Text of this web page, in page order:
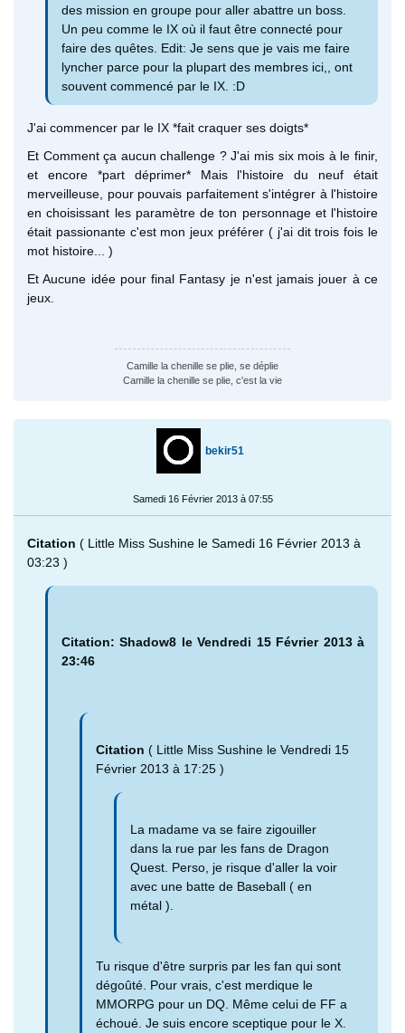
des mission en groupe pour aller abattre un boss.
Un peu comme le IX où il faut être connecté pour
faire des quêtes. Edit: Je sens que je vais me faire
lyncher parce pour la plupart des membres ici,, ont
souvent commencé par le IX. :D
J'ai commencer par le IX *fait craquer ses doigts*
Et Comment ça aucun challenge ? J'ai mis six mois à le finir,
et encore *part déprimer* Mais l'histoire du neuf était
merveilleuse, pour pouvais parfaitement s'intégrer à l'histoire
en choisissant les paramètre de ton personnage et l'histoire
était passionante c'est mon jeux préférer ( j'ai dit trois fois le
mot histoire... )
Et Aucune idée pour final Fantasy je n'est jamais jouer à ce
jeux.
Camille la chenille se plie, se déplie
Camille la chenille se plie, c'est la vie
bekir51
Samedi 16 Février 2013 à 07:55
Citation ( Little Miss Sushine le Samedi 16 Février 2013 à
03:23 )
Citation: Shadow8 le Vendredi 15 Février 2013 à
23:46
Citation ( Little Miss Sushine le Vendredi 15
Février 2013 à 17:25 )
La madame va se faire zigouiller
dans la rue par les fans de Dragon
Quest. Perso, je risque d'aller la voir
avec une batte de Baseball ( en
métal ).
Tu risque d'être surpris par les fan qui sont
dégoûté. Pour vrais, c'est merdique le
MMORPG pour un DQ. Même celui de FF a
échoué. Je suis encore sceptique pour le X.